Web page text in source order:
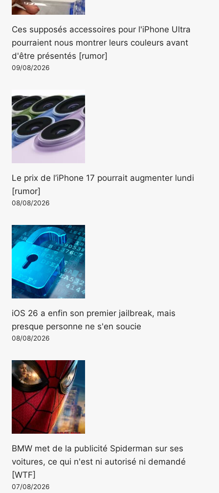
Ces supposés accessoires pour l'iPhone Ultra
pourraient nous montrer leurs couleurs avant
d'être présentés [rumor]
09/08/2026
Le prix de l’iPhone 17 pourrait augmenter lundi
[rumor]
08/08/2026
iOS 26 a enfin son premier jailbreak, mais
presque personne ne s'en soucie
08/08/2026
BMW met de la publicité Spiderman sur ses
voitures, ce qui n'est ni autorisé ni demandé
[WTF]
07/08/2026